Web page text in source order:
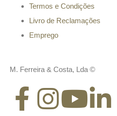
Termos e Condições
Livro de Reclamações
Emprego
M. Ferreira & Costa, Lda ©